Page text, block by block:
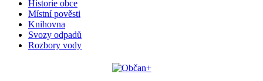
Historie obce
Místní pověsti
Knihovna
Svozy odpadů
Rozbory vody